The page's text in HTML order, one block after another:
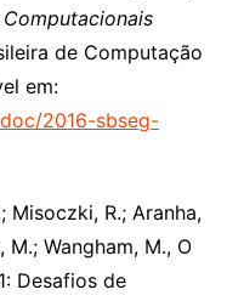
de Computação
em:
2016-sbseg-
Misoczki, R.; Aranha,
M.; Wangham, M., O
Desafios de